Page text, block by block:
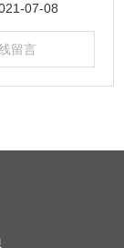
07-08
留言